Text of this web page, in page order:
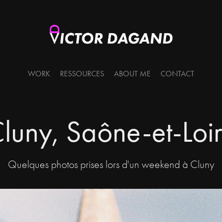
WORK RESSOURCES ABOUT ME CONTACT
Saône-et-
Quelques photos prises lors d'un weekend à Cluny